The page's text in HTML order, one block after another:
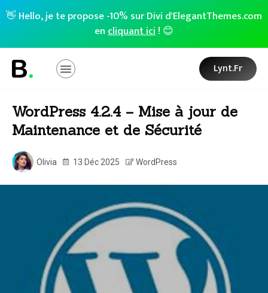
👋 Hello, je te propose -10% sur Divi d'ElegantThemes.com
encliquant ici! 😊
Lynt.fr
WordPress 4.2.4 – Mise à jour de
Maintenance et de Sécurité
Olivia 13 Déc 2025 WordPress